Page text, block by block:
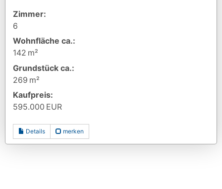
Zimmer:
6
Wohnfläche ca.:
142 m²
Grund­stück ca.:
269 m²
Kaufpreis:
595.000 EUR
Details merken